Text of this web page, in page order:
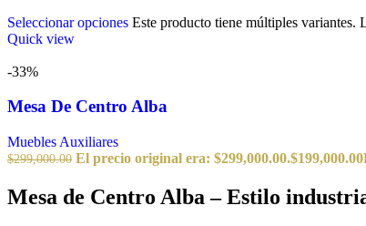
Seleccionar opciones Este producto tiene múltiples variantes.
Quick view
-33%
Mesa De Centro Alba
Muebles Auxiliares
$299,000.00 El precio original era: $299,000.00.$199,000.00
Mesa de Centro Alba – Estilo